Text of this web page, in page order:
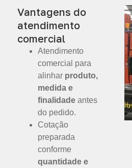
Vantagens do
atendimento
comercial
Atendimento
comercial para
alinhar produto,
medida e
finalidade antes
do pedido.
Cotação
preparada
conforme
quantidade e